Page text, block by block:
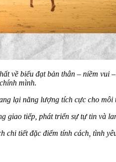
về biểu đạt bản thân – niềm
mình.
lại năng lượng tích cực cho môi
giao tiếp, phát triển sự tự tin và
chi tiết đặc điểm tính cách, tình